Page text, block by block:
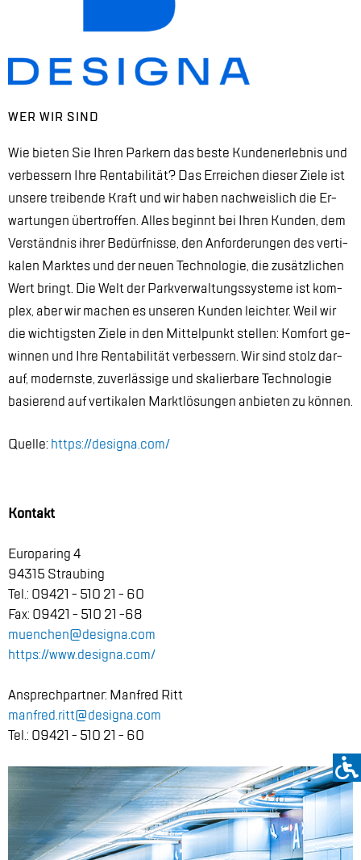
WER WIR SIND
Wie bie­ten Sie Ih­ren Par­kern das bes­te Kun­den­er­leb­nis und
ver­bes­sern Ihre Ren­ta­bi­li­tät? Das Er­rei­chen die­ser Zie­le ist
un­se­re trei­ben­de Kraft und wir ha­ben nach­weis­lich die Er­
war­tun­gen über­trof­fen. Al­les be­ginnt bei Ih­ren Kun­den, dem
Ver­ständ­nis ih­rer Be­dürf­nis­se, den An­for­de­run­gen des ver­ti­
ka­len Mark­tes und der neu­en Tech­no­lo­gie, die zu­sätz­li­chen
Wert bringt. Die Welt der Park­ver­wal­tungs­sys­te­me ist kom­
plex, aber wir ma­chen es un­se­ren Kun­den leich­ter. Weil wir
die wich­tigs­ten Zie­le in den Mit­tel­punkt stel­len: Kom­fort ge­
win­nen und Ihre Ren­ta­bi­li­tät ver­bes­sern. Wir sind stolz dar­
auf, mo­derns­te, zu­ver­läs­si­ge und ska­lier­ba­re Tech­no­lo­gie
ba­sie­rend auf ver­ti­ka­len Markt­lö­sun­gen an­bie­ten zu kön­nen.
Quel­le: https://​designa.​com/
Kon­takt
Eu­ro­pa­ring 4
94315 Strau­bing
Tel.: 09421 - 510 21 - 60
Fax: 09421 - 510 21 -68
mu­en­chen@​designa.​com
https://​www.​designa.​com/
An­sprech­part­ner: Man­fred Ritt
man­fred.​ritt@​designa.​com
Tel.: 09421 - 510 21 - 60